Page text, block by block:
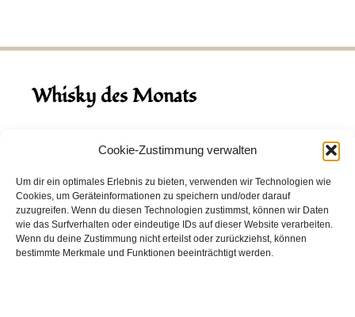
Cookie-Zustimmung verwalten
Um dir ein optimales Erlebnis zu bieten, verwenden wir Technologien wie
Cookies, um Geräteinformationen zu speichern und/oder darauf
zuzugreifen. Wenn du diesen Technologien zustimmst, können wir Daten
wie das Surfverhalten oder eindeutige IDs auf dieser Website verarbeiten.
Wenn du deine Zustimmung nicht erteilst oder zurückziehst, können
bestimmte Merkmale und Funktionen beeinträchtigt werden.
Whisky des Monats
August 2026
Hinch Double Wood
Destillerie:Hinch(Irland)
Single Malt, 43.0%
Peated: Nein